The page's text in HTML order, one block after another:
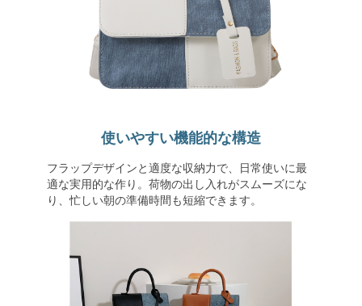
使いやすい機能的な構造
フラップデザインと適度な収納力で、日常使いに最
適な実用的な作り。荷物の出し入れがスムーズにな
り、忙しい朝の準備時間も短縮できます。